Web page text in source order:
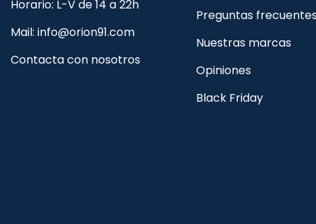
Horario: L-V de 14 a 22h
Mail: info@orion91.com
Contacta con nosotros
Preguntas
Nuestras marcas
Opiniones
Black Friday